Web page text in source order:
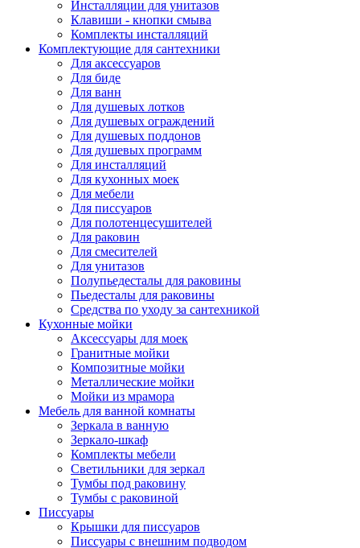
Инсталляции для унитазов
Клавиши - кнопки смыва
Комплекты инсталляций
Комплектующие для сантехники
Для аксессуаров
Для биде
Для ванн
Для душевых лотков
Для душевых ограждений
Для душевых поддонов
Для душевых программ
Для инсталляций
Для кухонных моек
Для мебели
Для писсуаров
Для полотенцесушителей
Для раковин
Для смесителей
Для унитазов
Полупьедесталы для раковины
Пьедесталы для раковины
Средства по уходу за сантехникой
Кухонные мойки
Аксессуары для моек
Гранитные мойки
Композитные мойки
Металлические мойки
Мойки из мрамора
Мебель для ванной комнаты
Зеркала в ванную
Зеркало-шкаф
Комплекты мебели
Светильники для зеркал
Тумбы под раковину
Тумбы с раковиной
Писсуары
Крышки для писсуаров
Писсуары с внешним подводом